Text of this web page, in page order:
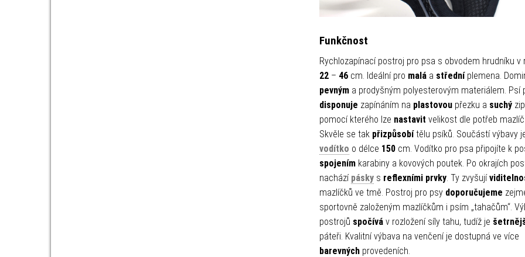
Funkčnost
Rychlozapínací postroj pro psa s obvodem hrudníku v
22– 46cm. Ideální pro maláa středníplemena.
pevným a prodyšným polyesterovým materiálem. Psí
disponuje zapínáním na plastovoupřezku a suchý
pomocí kterého lze nastavit velikost dle potřeb
Skvěle se tak přizpůsobítělu psíků. Součástí výbavy
vodítko o délce 150cm. Vodítko pro psa připojíte k
spojenímkarabiny a kovových poutek. Po okrajích
nachází páskys reflexními prvky. Ty zvyšují
mazlíčků ve tmě. Postroj pro psy doporučujeme
sportovně založeným mazlíčkům i psím „tahačům“.
postrojů spočíváv rozložení síly tahu, tudíž je
páteři. Kvalitní výbava na venčení je dostupná ve více
barevnýchprovedeních.